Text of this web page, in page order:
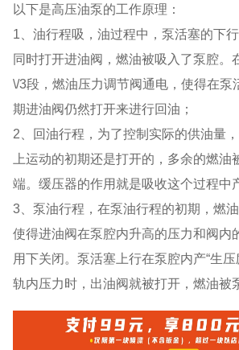
以下是高压油泵的工作原理：
1、油行程吸，油过程中，泵活塞的下
同时打开进油阀，燃油被吸入了泵腔。
\/3段，燃油压力调节阀通电，使得在泵
期进油阀仍然打开来进行回油；
2、回油行程，为了控制实际的供油量
上运动的初期还是打开的，多余的燃油
端。缓压器的作用就是吸收这个过程中
3、泵油行程，在泵油行程的初期，燃
使得进油阀在泵腔内升高的压力和阀内
用下关闭。泵活塞上行在泵腔内产“生
轨内压力时，出油阀就被打开，燃油被